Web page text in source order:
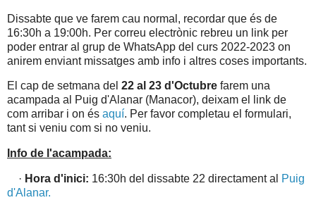
Dissabte que ve farem cau normal, recordar que és de
16:30h a 19:00h. Per correu electrònic rebreu un link per
poder entrar al grup de WhatsApp del curs 2022-2023 on
anirem enviant missatges amb info i altres coses importants.
El cap de setmana del 22 al 23 d'Octubre farem una
acampada al Puig d'Alanar (Manacor), deixam el link de
com arribar i on és aquí. Per favor completau el formulari,
tant si veniu com si no veniu.
Info de l'acampada:
· Hora d'inici: 16:30h del dissabte 22 directament al
Puig
d'Alanar.